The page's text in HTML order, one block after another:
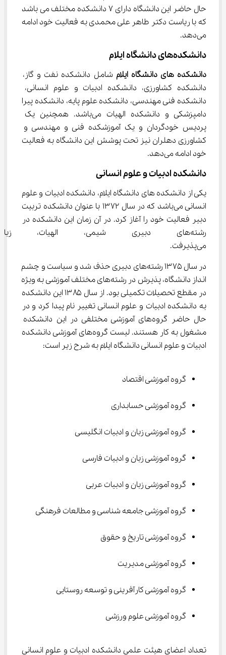
حال حاضر این دانشگاه دارای ۷ دانشکده مختلف ‌می باشد
که با ریاست دکتر طاهر علی محمدی به فعالیت خود ادامه
می‌دهد.
دانشکده‌های دانشگاه ایلام
دانشکده‌ های دانشگاه ایلام
شامل دانشکده نفت و گاز،
دانشکده کشاورزی، دانشکده ادبیات و علوم انسانی،
دانشکده فنی مهندسی، دانشکده علوم پایه، دانشکده پیرا
دامپزشکی و دانشکده الهیات می‌باشد. همچنین یک
پردیس خودگردان و یک آموزشکده فنی و مهندسی و
کشاورزی دهلران نیز تحت پوشش این دانشگاه به فعالیت
خود ادامه می‌دهد.
دانشکده ادبیات و علوم انسانی
یکی از دانشکده ‌های دانشگاه ایلام، دانشکده ادبیات و علوم
انسانی می‌باشد که در سال ۱۳۷۲ با عنوان دانشکده تربیت
دبیر فعالیت خود را آغاز کرد. در آن زمان این دانشکده در
رشته‌های دبیری شیمی، الهیات،
می‌پذیرفت.
در سال ۱۳۷۵ رشته‌های دبیری حذف شد و سیاست و چشم
انداز دانشگاه، پذیرش در رشته‌های مختلف آموزشی به ویژه
در مقطع تحصیلات تکمیلی بود. از سال ۱۳۸۵ این دانشکده
به دانشکده ادبیات و علوم انسانی تغییر نام پیدا کرد و در
حال حاضر گروه‌های آموزشی مختلفی در این دانشکده
مشغول به کار هستند. لیست گروه‌های آموزشی دانشکده
ادبیات و علوم انسانی دانشگاه ایلام به شرح زیر است:
گروه آموزشی اقتصاد
گروه آموزشی حسابداری
گروه آموزشی زبان و ادبیات انگلیسی
گروه آموزشی زبان و ادبیات فارسی
گروه آموزشی زبان و ادبیات عربی
گروه آموزشی جامعه شناسی و مطالعات فرهنگی
گروه آموزشی تاریخ و حقوق
گروه آموزشی مدیریت
گروه آموزشی کارآفرینی و توسعه روستایی
گروه آموزشی علوم ورزشی
تعداد اعضای هیئت علمی دانشکده ادبیات و علوم انسانی